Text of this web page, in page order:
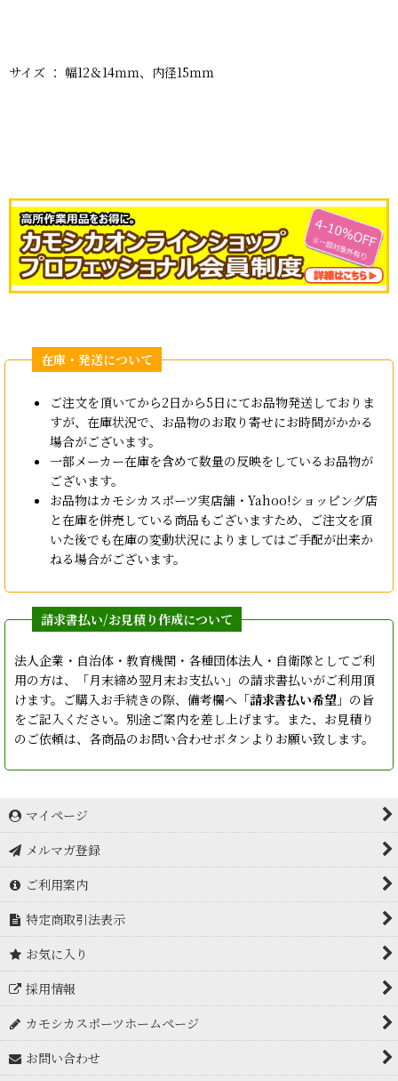
サイズ ： 幅12＆14ｍｍ、内径15ｍｍ
ご注文を頂いてから2日から5日にてお品物発送しておりま
すが、在庫状況で、お品物のお取り寄せにお時間がかかる
場合がございます。
一部メーカー在庫を含めて数量の反映をしているお品物が
ございます。
お品物はカモシカスポーツ実店舗・Yahoo!ショッピング店
と在庫を併売している商品もございますため、ご注文を頂
いた後でも在庫の変動状況によりましてはご手配が出来か
ねる場合がございます。
法人企業・自治体・教育機関・各種団体法人・自衛隊としてご利
用の方は、「月末締め翌月末お支払い」の請求書払いがご利用頂
けます。ご購入お手続きの際、備考欄へ「請求書払い希望 」の旨
をご記入ください。別途ご案内を差し上げます。また、お見積り
のご依頼は、各商品のお問い合わせボタンよりお願い致します。
マイページ
メルマガ登録
ご利用案内
特定商取引法表示
お気に入り
採用情報
カモシカスポーツホームページ
お問い合わせ